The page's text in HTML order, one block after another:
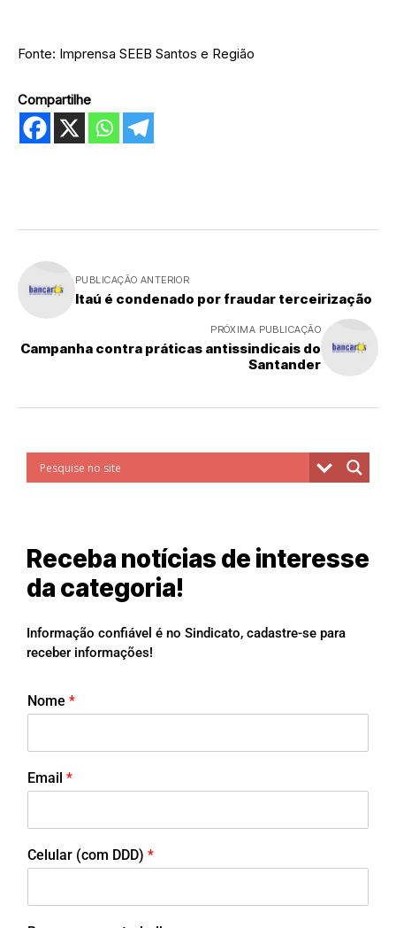
Fonte: Imprensa SEEB Santos e Região
Compartilhe
PUBLICAÇÃO ANTERIOR
Itaú é condenado por fraudar terceirização
PRÓXIMA PUBLICAÇÃO
Campanha contra práticas antissindicais do
Santander
Receba notícias de interesse
da categoria!
Informação confiável é no Sindicato, cadastre-se para
receber informações!
Nome *
Email *
Celular (com DDD) *